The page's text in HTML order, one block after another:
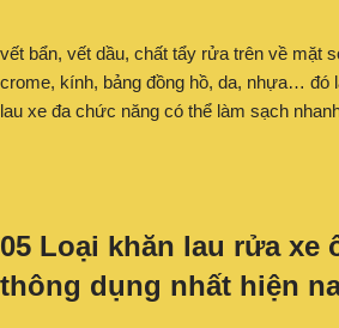
vết bẩn, vết dầu, chất tẩy rửa trên về mặt
crome, kính, bảng đồng hồ, da, nhựa… đó
lau xe đa chức năng có thể làm sạch
05 Loại khăn lau rửa xe
thông dụng nhất hiện